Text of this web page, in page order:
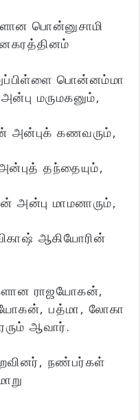
பொன்னுசாமி
பொன்னம்மா
மருமகனும்,
அன்புக் கணவரும்,
தந்தையும்,
அன்பு மாமனாரும்,
ஆகியோரின்
ராஜயோகன்,
பத்மா, லோகா
ஆவார்.
நண்பர்கள்